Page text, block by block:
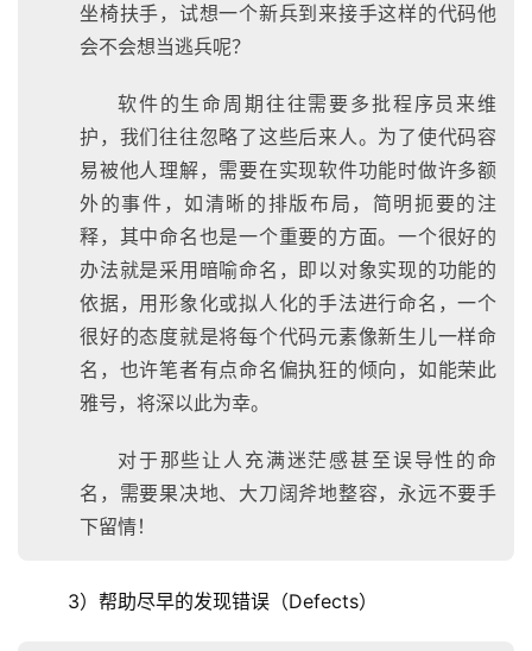
坐椅扶手，试想一个新兵到来接手这样的代码他
会不会想当逃兵呢？
软件的生命周期往往需要多批程序员来维
护，我们往往忽略了这些后来人。为了使代码容
易被他人理解，需要在实现软件功能时做许多额
外的事件，如清晰的排版布局，简明扼要的注
释，其中命名也是一个重要的方面。一个很好的
办法就是采用暗喻命名，即以对象实现的功能的
依据，用形象化或拟人化的手法进行命名，一个
很好的态度就是将每个代码元素像新生儿一样命
名，也许笔者有点命名偏执狂的倾向，如能荣此
雅号，将深以此为幸。
对于那些让人充满迷茫感甚至误导性的命
名，需要果决地、大刀阔斧地整容，永远不要手
下留情！
3）帮助尽早的发现错误（Defects）